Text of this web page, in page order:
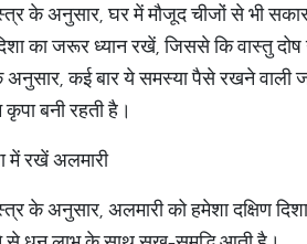
के अनुसार, घर में मौजूद चीजों से भी
का जरूर ध्यान रखें, जिससे कि वास्तु
कई बार ये समस्या पैसे रखने वाली
बनी रहती है।
में रखें अलमारी
के अनुसार, अलमारी को हमेशा दक्षिण